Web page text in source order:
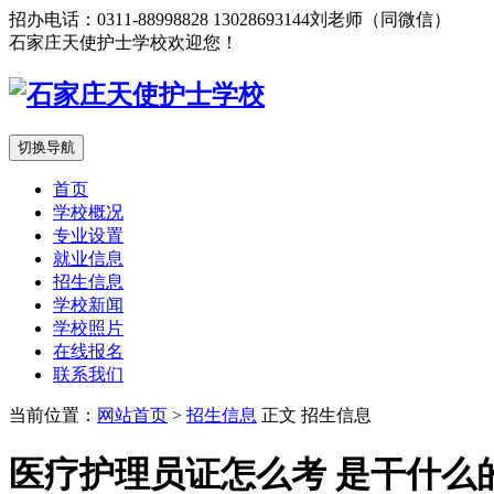
招办电话：0311-88998828 13028693144刘老师（同微信）
石家庄天使护士学校欢迎您！
切换导航
首页
学校概况
专业设置
就业信息
招生信息
学校新闻
学校照片
在线报名
联系我们
当前位置： 网站首页 > 招生信息 正文 招生信息
医疗护理员证怎么考 是干什么